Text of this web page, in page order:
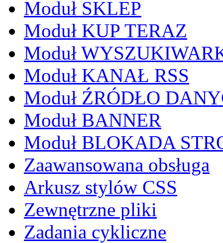
Moduł SKLEP
Moduł KUP TERAZ
Moduł
Moduł KANAŁ RSS
Moduł ŹRÓDŁO
Moduł BANNER
Moduł BLOKADA
Zaawansowana obsługa
Arkusz stylów CSS
Zewnętrzne pliki
Zadania cykliczne